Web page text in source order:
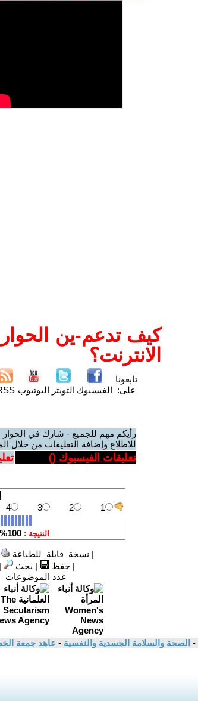
كيف تدعم-ين الحوار
الانترنت؟
تابعونا
على: الفيسبوك التويتر اليوتيوب
رأيكم مهم للجميع - شارك في الحوار
للاطلاع وإضافة التعليقات من خلال
تعليقات الفيسبوك ()
| نسخة قابلة للطباعة
|حفظ | بحث |
عدد الموضوعات
- الصحة والسلامة الجسدية والنفسية - عاهد جمعة